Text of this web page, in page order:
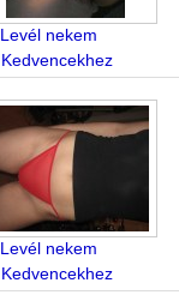
Levél nekem
Kedvencekhez
Levél nekem
Kedvencekhez